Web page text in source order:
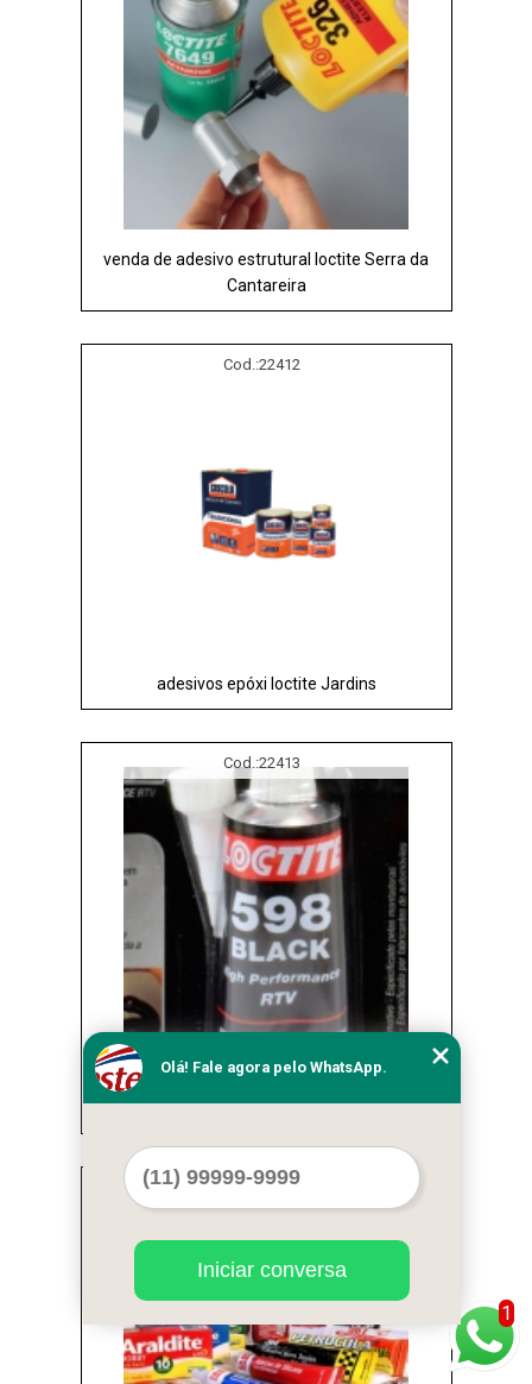
venda de adesivo estrutural loctite Serra da
Cantareira
Cod.:22412
adesivos epóxi loctite Jardins
Cod.:22413
venda de adesivo loctite para alta
temperatura Campo Belo
Cod.:22414
1
Olá! Fale agora pelo WhatsApp.
Iniciar conversa